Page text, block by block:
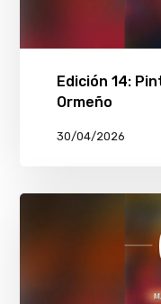
Edición 14:
Ormeño
30/04/2026